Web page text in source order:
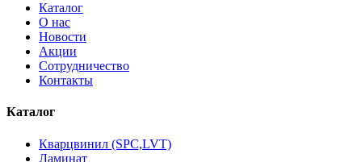
Каталог
О нас
Новости
Акции
Сотрудничество
Контакты
Каталог
Кварцвинил (SPC,LVT)
Ламинат